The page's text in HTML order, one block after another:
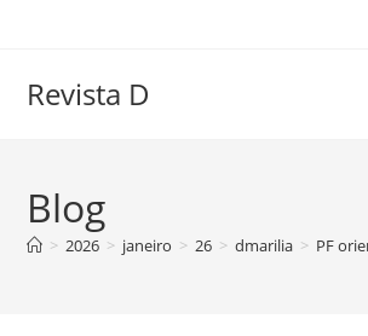
conteúdo
Revista D
Blog
> 2026 > janeiro > 26 > dmarilia > PF